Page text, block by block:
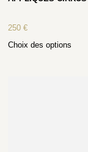
250€
Choix des options